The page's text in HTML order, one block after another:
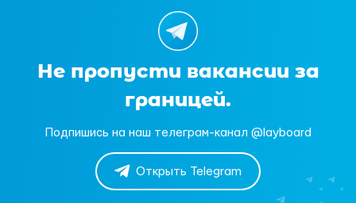
Не пропусти вакансии за
границей.
Подпишись на наш телеграм-канал @layboard
Открыть Telegram